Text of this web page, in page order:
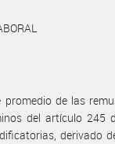
promedio de las
del artículo 245
derivado